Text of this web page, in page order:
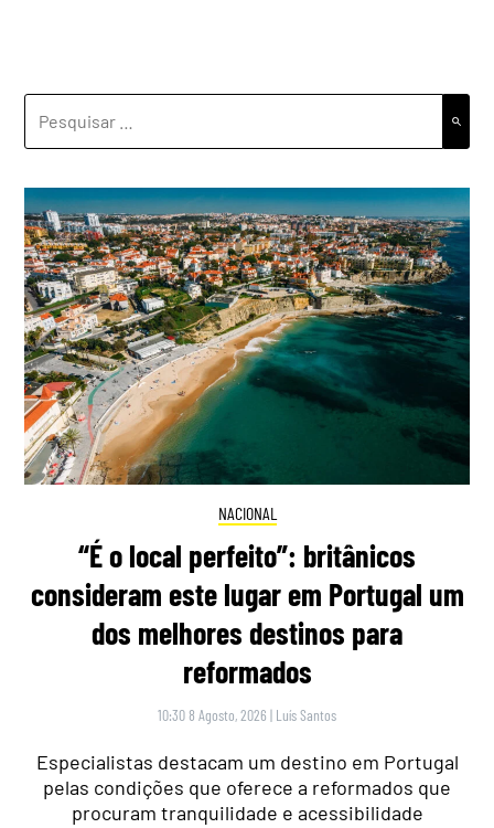
POR:
NACIONAL
“É o local perfeito”: britânicos
consideram este lugar em Portugal um
dos melhores destinos para
reformados
10:30 8 Agosto, 2026 | Luís Santos
Especialistas destacam um destino em Portugal
pelas condições que oferece a reformados que
procuram tranquilidade e acessibilidade